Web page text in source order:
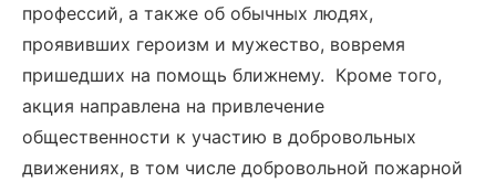
профессий, а также об обычных людях,
проявивших героизм и мужество, вовремя
пришедших на помощь ближнему. Кроме того,
акция направлена на привлечение
общественности к участию в добровольных
движениях, в том числе добровольной пожарной